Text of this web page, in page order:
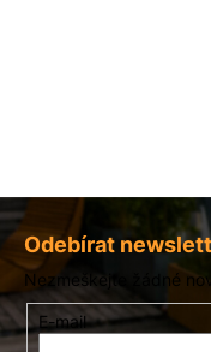
Z
á
p
a
t
Odebírat
Nezmeškejte žádné
E-mail